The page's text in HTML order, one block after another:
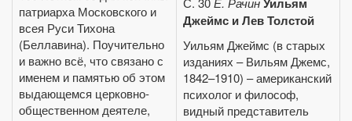
патриарха Московского и
всея Руси Тихона
(Беллавина). Поучительно
и важно всё, что связано с
именем и памятью об этом
выдающемся церковно-
общественном деятеле,
Джеймс и Лев Толстой
Уильям Джеймс (в старых
изданиях – Вильям Джемс,
1842–1910) – американский
психолог и философ,
видный представитель